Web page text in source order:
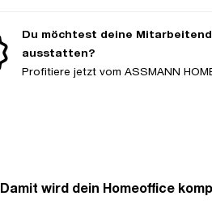
Du möchtest deine
ausstatten?
Profitiere jetzt vom ASSMANN
Damit wird dein Homeoffice